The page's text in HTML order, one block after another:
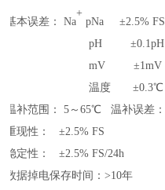
基本误差： Na
+
pNa±2 .5%FS
pH±0.1pH
mV±1mV
温度 ±0 .3℃
温补范围： 5～65℃ 温补误差：
重现性： ±2 .5%FS
稳定性： ±2 .5%FS/24h
数据掉电保存时间：>10年